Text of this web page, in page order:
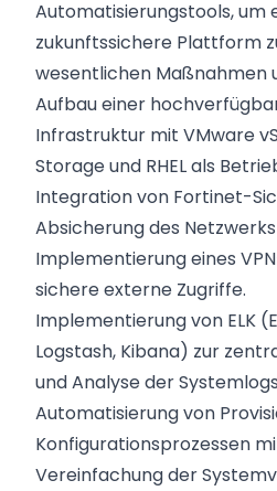
Automatisierungstools, um
zukunftssichere Plattform
wesentlichen Maßnahmen
Aufbau einer
Infrastruktur mit VMware
Storage und RHEL als
Integration von Fortinet-
Absicherung des
Implementierung eines
sichere externe Zugriffe.
Implementierung von ELK
Logstash, Kibana) zur
und Analyse der
Automatisierung von
Konfigurationsprozessen
Vereinfachung der